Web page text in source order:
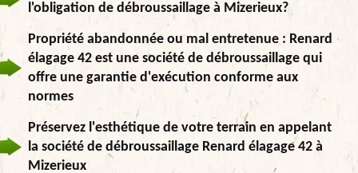
l'obligation de débroussaillage à Mizerieux?
Propriété abandonnée ou mal entretenue : Renard
élagage 42 est une société de débroussaillage qui
offre une garantie d'exécution conforme aux
normes
Préservez l'esthétique de votre terrain en appelant
la société de débroussaillage Renard élagage 42 à
Mizerieux